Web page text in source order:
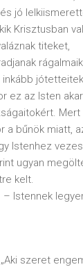
jó
Krisztusban
titeket,
inkább
ez az Isten
Mert
a bűnök miatt,
Istenhez
ugyan
kelt.
Istennek
szeret